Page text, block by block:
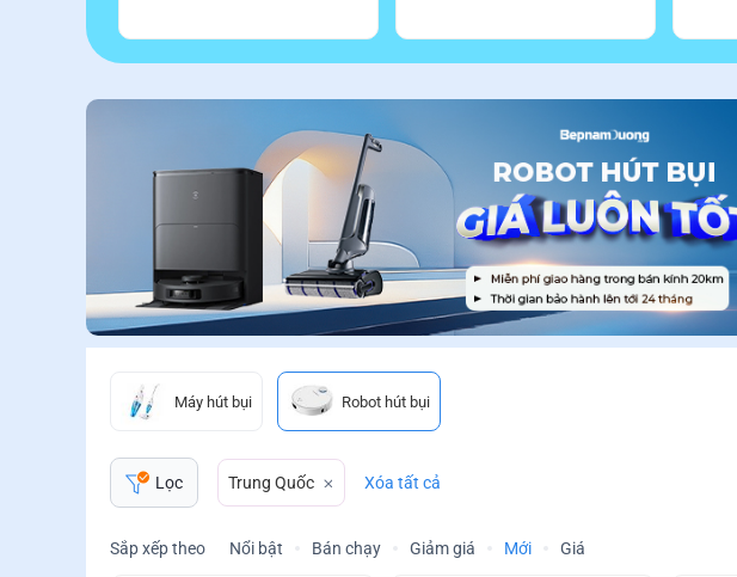
Máy hút bụi Robot hút bụi
Lọc Trung Quốc Xóa tất cả
Sắp xếp theo Nổi bật Bán chạy Giảm giá Mới Giá